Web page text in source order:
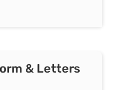
& Letters